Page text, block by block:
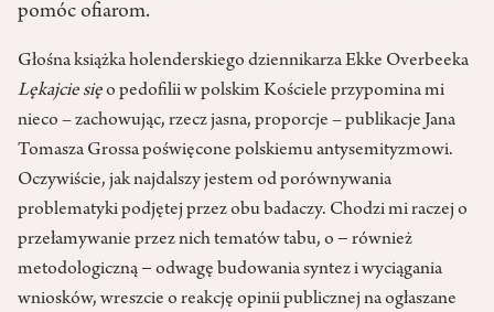
pomóc ofiarom.
Głośna książka holenderskiego dziennikarza Ekke Overbeeka
Lękajcie sięo pedofilii w polskim Kościele przypomina mi
nieco – zachowując, rzecz jasna, proporcje – publikacje Jana
Tomasza Grossa poświęcone polskiemu antysemityzmowi.
Oczywiście, jak najdalszy jestem od porównywania
problematyki podjętej przez obu badaczy. Chodzi mi raczej o
przełamywanie przez nich tematów tabu, o − również
metodologiczną − odwagę budowania syntez i wyciągania
wniosków, wreszcie o reakcję opinii publicznej na ogłaszane